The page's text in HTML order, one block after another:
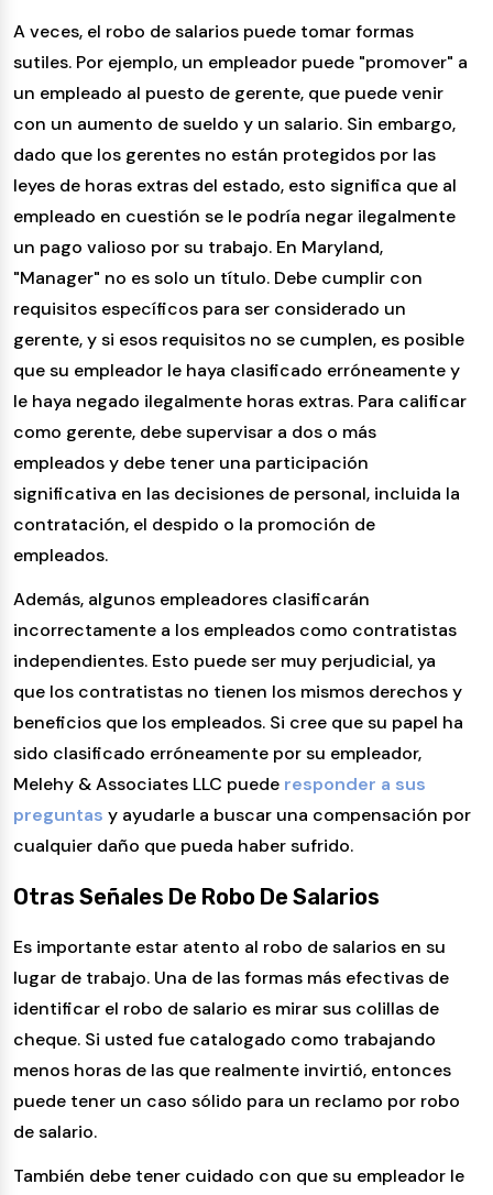
A veces, el robo de salarios puede tomar formas
sutiles. Por ejemplo, un empleador puede "promover" a
un empleado al puesto de gerente, que puede venir
con un aumento de sueldo y un salario. Sin embargo,
dado que los gerentes no están protegidos por las
leyes de horas extras del estado, esto significa que al
empleado en cuestión se le podría negar ilegalmente
un pago valioso por su trabajo. En Maryland,
"Manager" no es solo un título. Debe cumplir con
requisitos específicos para ser considerado un
gerente, y si esos requisitos no se cumplen, es posible
que su empleador le haya clasificado erróneamente y
le haya negado ilegalmente horas extras. Para calificar
como gerente, debe supervisar a dos o más
empleados y debe tener una participación
significativa en las decisiones de personal, incluida la
contratación, el despido o la promoción de
empleados.
Además, algunos empleadores clasificarán
incorrectamente a los empleados como contratistas
independientes. Esto puede ser muy perjudicial, ya
que los contratistas no tienen los mismos derechos y
beneficios que los empleados. Si cree que su papel ha
sido clasificado erróneamente por su empleador,
Melehy & Associates LLC puede responder a sus
preguntas y ayudarle a buscar una compensación por
cualquier daño que pueda haber sufrido.
Otras Señales De Robo De Salarios
Es importante estar atento al robo de salarios en su
lugar de trabajo. Una de las formas más efectivas de
identificar el robo de salario es mirar sus colillas de
cheque. Si usted fue catalogado como trabajando
menos horas de las que realmente invirtió, entonces
puede tener un caso sólido para un reclamo por robo
de salario.
También debe tener cuidado con que su empleador le